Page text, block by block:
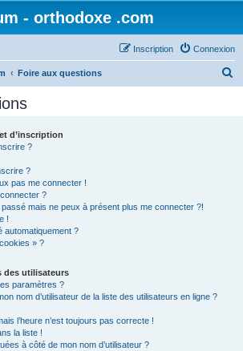
- orthodoxe .com
Connexion
Inscription
Foire aux questions
d’inscription
?
?
pas me connecter !
?
passé mais ne peux à présent plus me connecter ?!
!
automatiquement ?
» ?
des utilisateurs
paramètres ?
nom d’utilisateur de la liste des utilisateurs en ligne ?
l’heure n’est toujours pas correcte !
la liste !
à côté de mon nom d’utilisateur ?